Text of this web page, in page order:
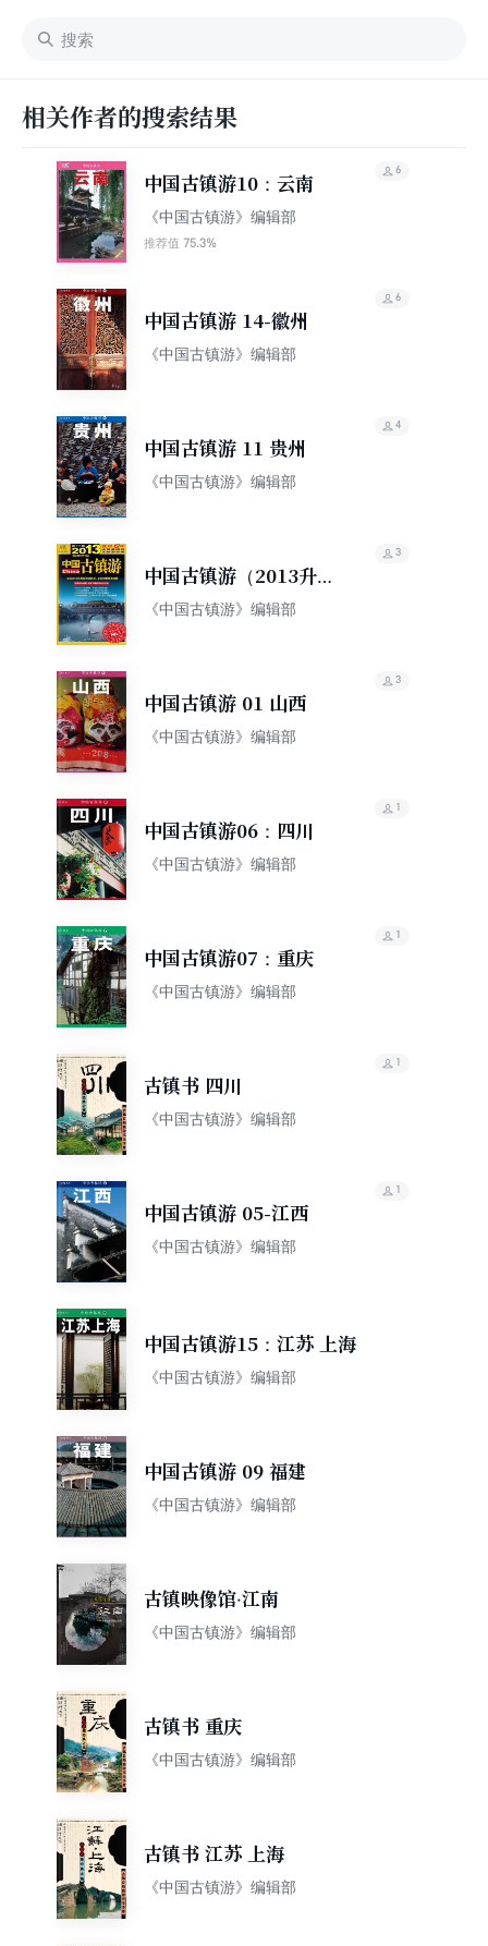
相关作者的搜索结果
中国古镇游10：云南
《中国古镇游》编辑部
推荐值 75.3%
6
中国古镇游 14-徽州
《中国古镇游》编辑部
6
中国古镇游 11 贵州
《中国古镇游》编辑部
4
中国古镇游（2013升级
版）
《中国古镇游》编辑部
3
中国古镇游 01 山西
《中国古镇游》编辑部
3
中国古镇游06：四川
《中国古镇游》编辑部
1
中国古镇游07：重庆
《中国古镇游》编辑部
1
古镇书 四川
《中国古镇游》编辑部
1
中国古镇游 05-江西
《中国古镇游》编辑部
1
中国古镇游15：江苏 上海
《中国古镇游》编辑部
中国古镇游 09 福建
《中国古镇游》编辑部
古镇映像馆·江南
《中国古镇游》编辑部
古镇书 重庆
《中国古镇游》编辑部
古镇书 江苏 上海
《中国古镇游》编辑部